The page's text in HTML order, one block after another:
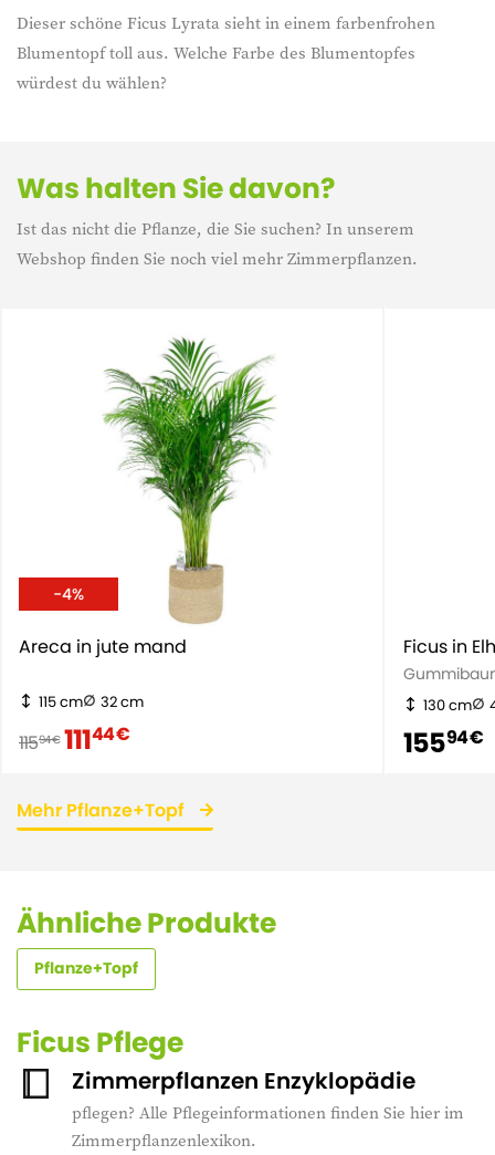
Dieser schöne Ficus Lyrata sieht in einem farbenfrohen
Blumentopf toll aus. Welche Farbe des Blumentopfes
würdest du wählen?
Was halten Sie davon?
Ist das nicht die Pflanze, die Sie suchen? In unserem
Webshop finden Sie noch viel mehr Zimmerpflanzen.
-4%
Areca in jute mand
115 cm 32 cm
11594 € 11144 €
Ficus in
130 cm
15594 €
Mehr Pflanze+Topf
Ähnliche Produkte
Pflanze+Topf
Ficus Pflege
Zimmerpflanzen Enzyklopädie
pflegen? Alle Pflegeinformationen finden Sie hier im
Zimmerpflanzenlexikon.